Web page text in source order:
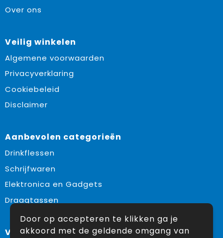
Over ons
Veilig winkelen
Algemene voorwaarden
Privacyverklaring
Cookiebeleid
Disclaimer
Aanbevolen categorieën
Drinkflessen
Schrijfwaren
Elektronica en Gadgets
Draagtassen
Volg ons op:
Door op accepteren te klikken ga je
akkoord met de geldende omgang van